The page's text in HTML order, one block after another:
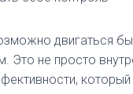
двигаться
Это не просто